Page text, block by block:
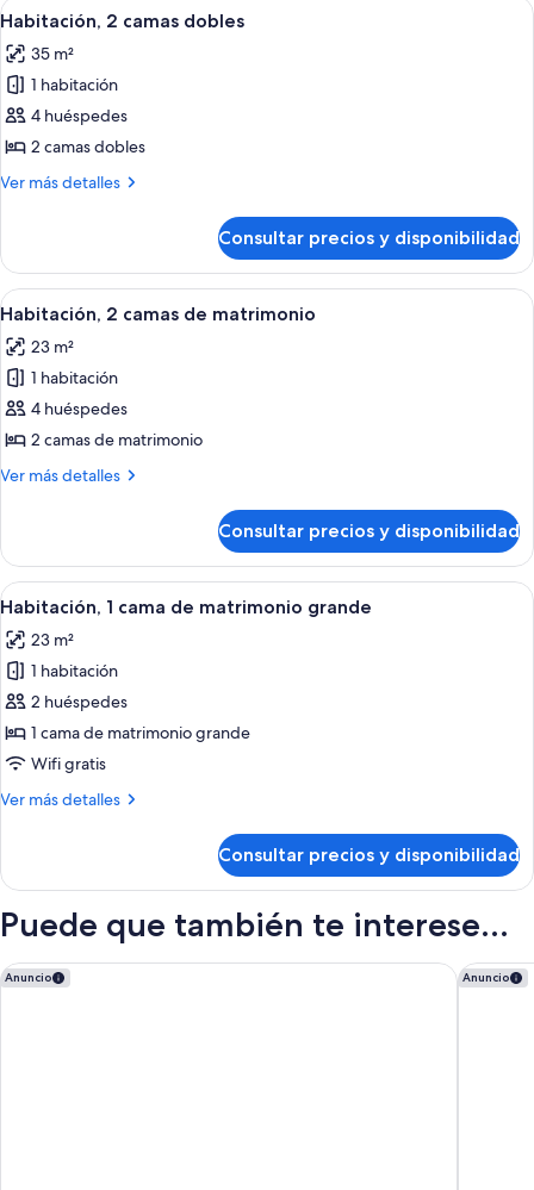
de
grande
Abrir
todas
las
fotos
de
Habitación,
2
Habitación de hotel con televisión,
2
Habitación, 2 camas dobles
35 m²
1 habitación
4 huéspedes
2 camas dobles
Ver más detalles
Más
2
camas
dobles
Consultar precios y disponibilidad
Abrir
todas
las
fotos
de
Habitación,
2
matrimonio
Habitación de hotel con televisión,
4
Habitación, 2 camas de matrimonio
23 m²
1 habitación
4 huéspedes
2 camas de matrimonio
Ver más detalles
Más
2
camas
de
Consultar precios y disponibilidad
Abrir
todas
las
fotos
de
Habitación,
1
de
Habitación de hotel con cama,
4
Habitación, 1 cama de matrimonio grande
23 m²
1 habitación
2 huéspedes
1 cama de matrimonio grande
Wifi gratis
Ver más detalles
Más
1
de
grande
Consultar precios y disponibilidad
Puede que también te interese...
Anuncio
Best Western Plus Gatineau-Ottawa Downtown Anuncio
Hotel V